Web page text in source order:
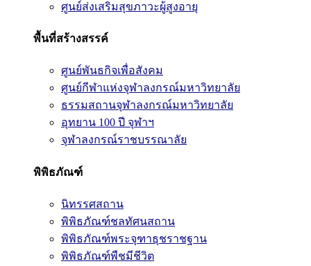
ศูนย์ส่งเสริมสุขภาวะผู้สูงอายุ
พื้นที่สร้างสรรค์
ศูนย์พันธกิจเพื่อสังคม
ศูนย์กีฬาแห่งจุฬาลงกรณ์มหาวิทยาลัย
ธรรมสถานจุฬาลงกรณ์มหาวิทยาลัย
อุทยาน 100 ปี จุฬาฯ
จุฬาลงกรณ์ราชบรรณาลัย
พิพิธภัณฑ์
นิทรรศสถาน
พิพิธภัณฑ์ชลทัศนสถาน
พิพิธภัณฑ์พระจุฑาธุชราชฐาน
พิพิธภัณฑ์พืชมีชีวิต